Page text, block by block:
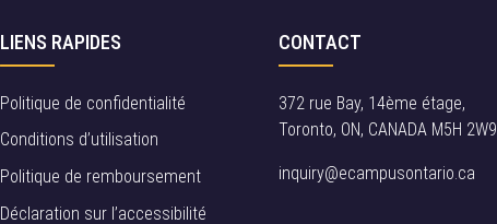
LIENS RAPIDES
Politique de confidentialité
Conditions d’utilisation
Politique de remboursement
Déclaration sur l’accessibilité
CONTACT
372 rue Bay, 14ème étage,
Toronto, ON, CANADA M5H 2W9
inquiry@ecampusontario.ca